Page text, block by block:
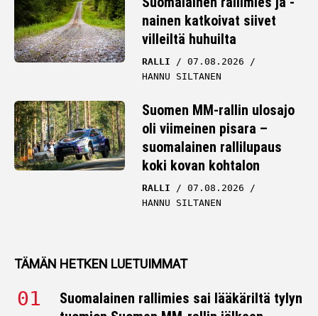
nainen katkoivat siivet
villeiltä huhuilta
RALLI
07.08.2026
HANNU SILTANEN
Suomen MM-rallin ulosajo
oli viimeinen pisara –
suomalainen rallilupaus
koki kovan kohtalon
RALLI
07.08.2026
HANNU SILTANEN
TÄMÄN HETKEN LUETUIMMAT
Suomalainen rallimies sai lääkäriltä tylyn